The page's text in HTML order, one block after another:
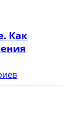
Как